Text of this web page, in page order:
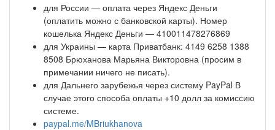
для России — оплата через Яндекс Деньги
(оплатить можно с банковской карты). Номер
кошелька Яндекс Деньги — 410011478276869
для Украины — карта Приватбанк: 4149 6258 1388
8508 Брюханова Марьяна Викторовна (просим в
примечании ничего не писать).
для Дальнего зарубежья через систему PayPal В
случае этого способа оплаты +10 долл за комиссию
системе.
paypal.me/MBriukhanova